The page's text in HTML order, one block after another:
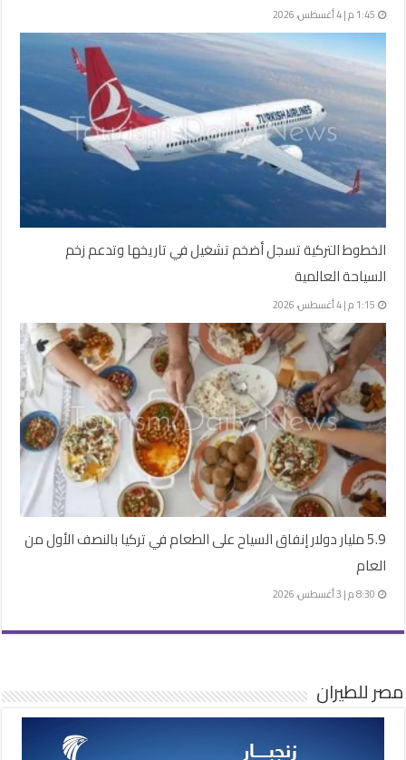
1:45 م | 4 أغسطس، 2026
الخطوط التركية تسجل أضخم تشغيل في تاريخها وتدعم زخم
السياحة العالمية
1:15 م | 4 أغسطس، 2026
5.9 مليار دولار إنفاق السياح على الطعام في تركيا بالنصف الأول من
العام
8:30 م | 3 أغسطس، 2026
مصر للطيران